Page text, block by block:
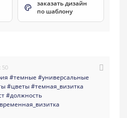
заказать дизайн
по шаблону
50
#темные #универсальные
#цветы#темная_визитка
#должность